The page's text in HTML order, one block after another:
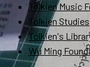
Tolkien Music
Tolkien Studies
Tolkien's
Wu Ming